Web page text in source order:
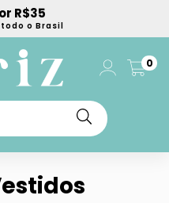
R$35
o Brasil
0